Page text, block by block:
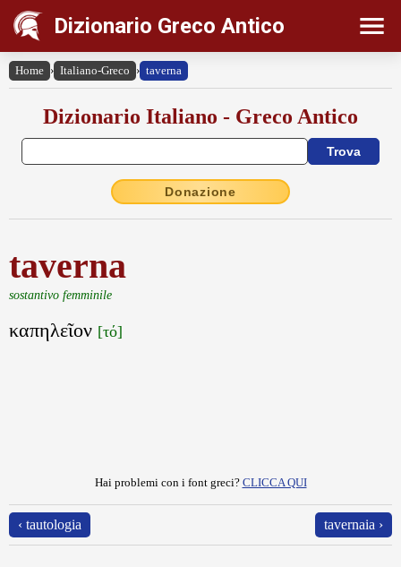
Dizionario Greco Antico
Home › Italiano-Greco › taverna
Dizionario Italiano - Greco Antico
Donazione
taverna
sostantivo femminile
καπηλεῖον [τό]
Hai problemi con i font greci? CLICCA QUI
‹ tautologia tavernaia ›